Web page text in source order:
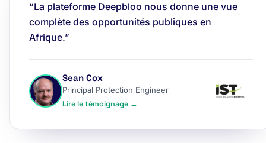
“La plateforme Deepbloo nous donne une vue
complète des opportunités publiques en
Afrique.”
Sean Cox
Principal Protection Engineer
Lire le témoignage →